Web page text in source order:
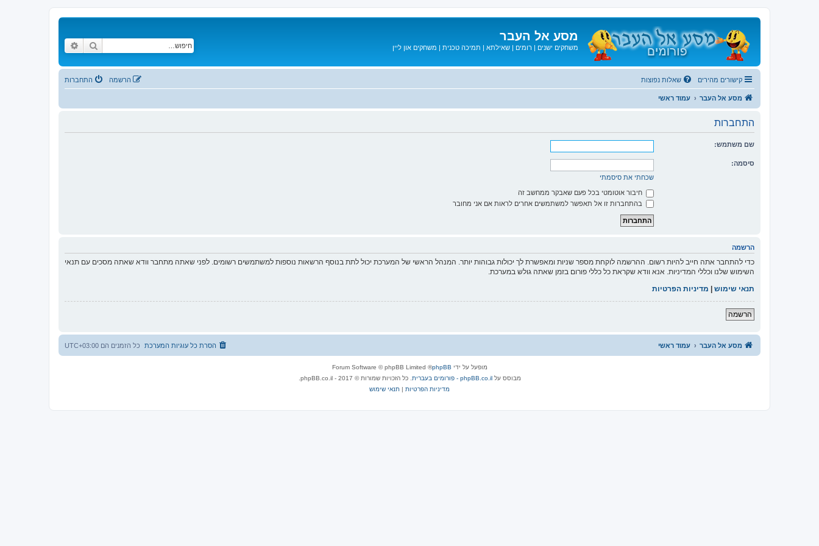
מסע אל העבר
משחקים ישנים | רומים | שאילתא | תמיכה טכנית | משחקים און ליין חיפוש
קישורים מהירים שאלות נפוצות התחברות הרשמה
מסע אל העבר עמוד ראשי
התחברות
שם משתמש:
סיסמה:
שכחתי את סיסמתי
חיבור אוטומטי בכל פעם שאבקר ממחשב זה
בהתחברות זו אל תאפשר למשתמשים אחרים לראות אם אני מחובר
הרשמה
כדי להתחבר אתה חייב להיות רשום. ההרשמה לוקחת מספר שניות ומאפשרת לך יכולות גבוהות יותר. המנהל הראשי של המערכת יכול לתת בנוסף הרשאות נוספות למשתמשים רשומים. לפני שאתה מתחבר וודא שאתה מסכים עם תנאי
השימוש שלנו וכללי המדיניות. אנא וודא שקראת כל כללי פורום בזמן שאתה גולש במערכת.
תנאי שימוש | מדיניות הפרטיות
הרשמה
מסע אל העבר עמוד ראשי כל הזמנים הם UTC+03:00 הסרת כל עוגיות המערכת
מופעל על ידי phpBB
® Forum Software © phpBB Limited
מבוסס עלphpBB.co.il - פורומים בעברית
. כל הזכויות שמורות © 2017 - phpBB.co.il.
מדיניות הפרטיות | תנאי שימוש